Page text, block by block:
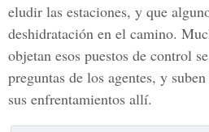
eludir las estaciones, y que
deshidratación en el camino.
objetan esos puestos de control
preguntas de los agentes, y
sus enfrentamientos allí.